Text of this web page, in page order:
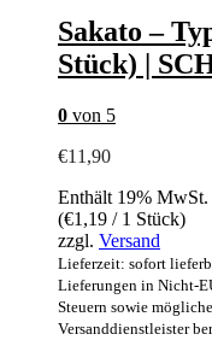
Sakato –
Stück) |
0 von 5
€11,90
Enthält 19% MwSt.
(€1,19 / 1 Stück)
zzgl. Versand
Lieferzeit: sofort
Lieferungen in Nicht-
Steuern sowie
Versanddienstleister